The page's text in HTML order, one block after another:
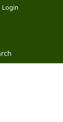
Login